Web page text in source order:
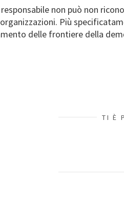
non può non
Più
delle frontiere della
TI È